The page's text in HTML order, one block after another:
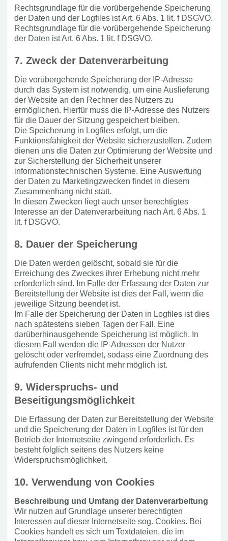
Rechtsgrundlage für die vorübergehende Speicherung
der Daten und der Logfiles ist Art. 6 Abs. 1 lit. f DSGVO.
Rechtsgrundlage für die vorübergehende Speicherung
der Daten ist Art. 6 Abs. 1 lit. f DSGVO.
7. Zweck der Datenverarbeitung
Die vorübergehende Speicherung der IP-Adresse
durch das System ist notwendig, um eine Auslieferung
der Website an den Rechner des Nutzers zu
ermöglichen. Hierfür muss die IP-Adresse des Nutzers
für die Dauer der Sitzung gespeichert bleiben.
Die Speicherung in Logfiles erfolgt, um die
Funktionsfähigkeit der Website sicherzustellen. Zudem
dienen uns die Daten zur Optimierung der Website und
zur Sicherstellung der Sicherheit unserer
informationstechnischen Systeme. Eine Auswertung
der Daten zu Marketingzwecken findet in diesem
Zusammenhang nicht statt.
In diesen Zwecken liegt auch unser berechtigtes
Interesse an der Datenverarbeitung nach Art. 6 Abs. 1
lit. f DSGVO.
8. Dauer der Speicherung
Die Daten werden gelöscht, sobald sie für die
Erreichung des Zweckes ihrer Erhebung nicht mehr
erforderlich sind. Im Falle der Erfassung der Daten zur
Bereitstellung der Website ist dies der Fall, wenn die
jeweilige Sitzung beendet ist.
Im Falle der Speicherung der Daten in Logfiles ist dies
nach spätestens sieben Tagen der Fall. Eine
darüberhinausgehende Speicherung ist möglich. In
diesem Fall werden die IP-Adressen der Nutzer
gelöscht oder verfremdet, sodass eine Zuordnung des
aufrufenden Clients nicht mehr möglich ist.
9. Widerspruchs- und
Beseitigungsmöglichkeit
Die Erfassung der Daten zur Bereitstellung der Website
und die Speicherung der Daten in Logfiles ist für den
Betrieb der Internetseite zwingend erforderlich. Es
besteht folglich seitens des Nutzers keine
Widerspruchsmöglichkeit.
10. Verwendung von Cookies
Beschreibung und Umfang der Datenverarbeitung
Wir nutzen auf Grundlage unserer berechtigten
Interessen auf dieser Internetseite sog. Cookies. Bei
Cookies handelt es sich um Textdateien, die im